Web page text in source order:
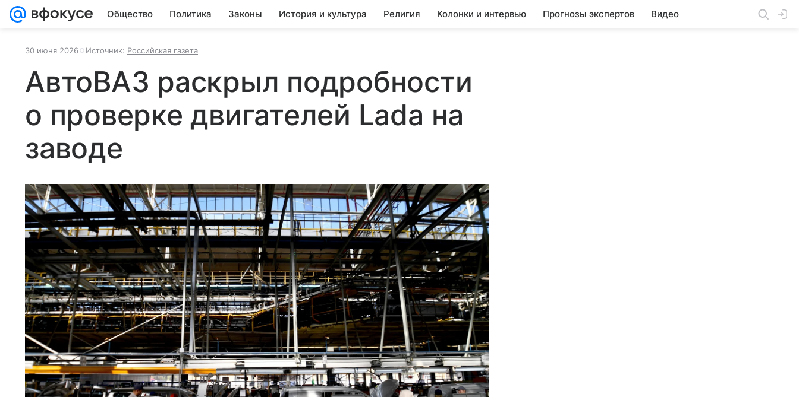
Общество Политика Законы История и культура Религия Колонки и интервью Прогнозы экспертов Видео
30 июня 2026 Источник: Российская газета
АвтоВАЗ раскрыл подробности
о проверке двигателей Lada на
заводе